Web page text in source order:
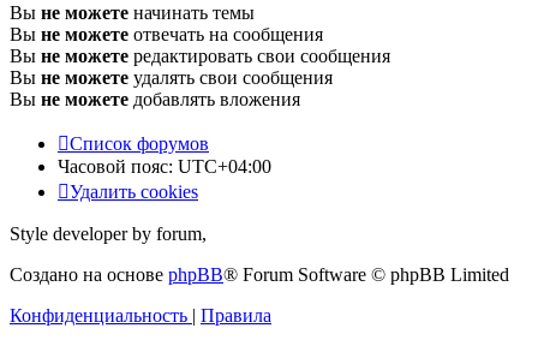
Вы не можете начинать темы
Вы не можете отвечать на сообщения
Вы не можете редактировать свои сообщения
Вы не можете удалять свои сообщения
Вы не можете добавлять вложения
Список форумов
Часовой пояс: UTC+04:00
Удалить cookies
Style developer by forum,
Создано на основе phpBB® Forum Software © phpBB Limited
Конфиденциальность | Правила